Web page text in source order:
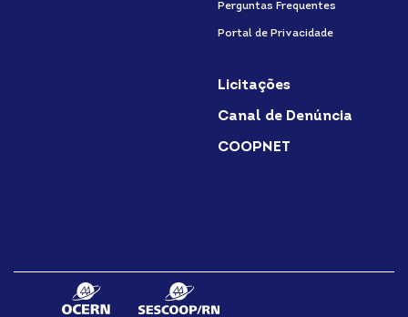
Perguntas Frequentes
Portal de Privacidade
Licitações
Canal de Denúncia
COOPNET